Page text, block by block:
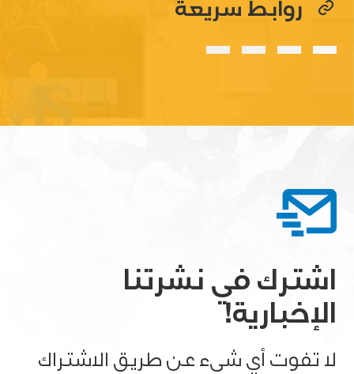
روابط سريعة
اشترك في نشرتنا
الإخبارية!
لا تفوت أي شيء عن طريق الاشتراك